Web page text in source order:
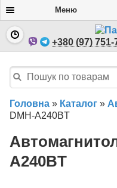
Меню
+380 (97) 751-
Головна » Каталог »
DMH-A240BT
A240BT